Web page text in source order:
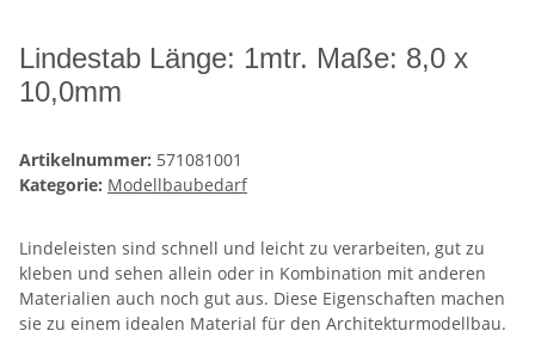
Lindestab Länge: 1mtr. Maße: 8,0 x
10,0mm
Artikelnummer: 571081001
Kategorie: Modellbaubedarf
Lindeleisten sind schnell und leicht zu verarbeiten, gut zu
kleben und sehen allein oder in Kombination mit anderen
Materialien auch noch gut aus. Diese Eigenschaften machen
sie zu einem idealen Material für den Architekturmodellbau.